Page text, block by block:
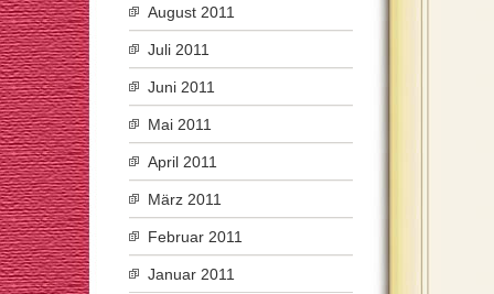
August 2011
Juli 2011
Juni 2011
Mai 2011
April 2011
März 2011
Februar 2011
Januar 2011